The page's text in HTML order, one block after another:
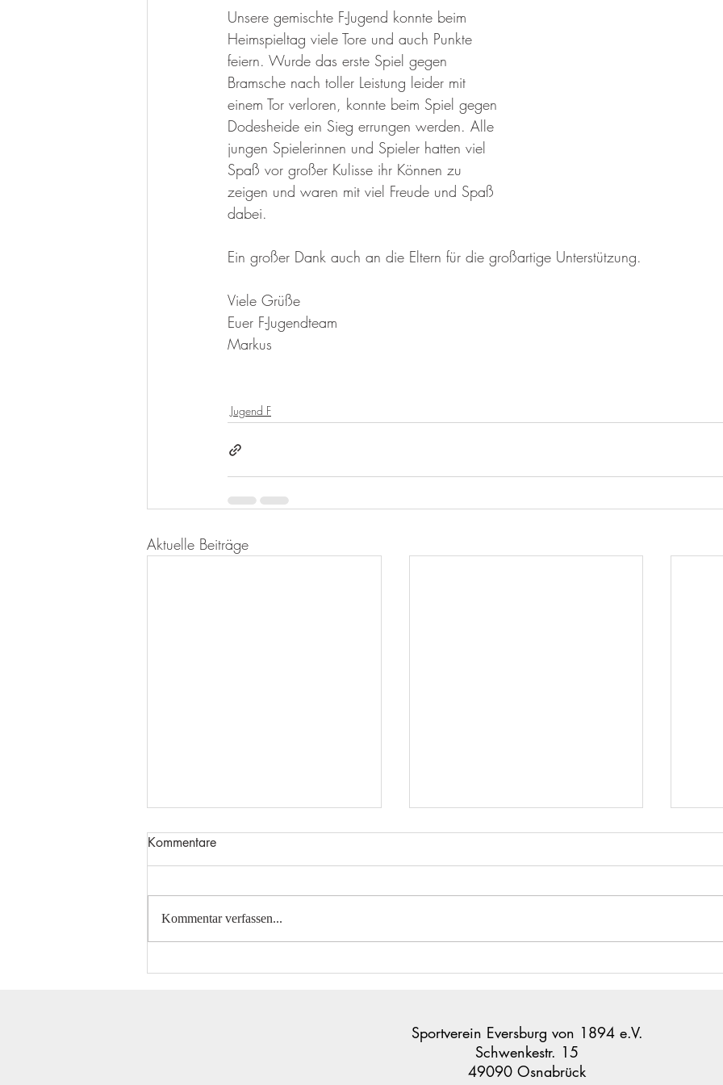
Weiterbildung Mitteilungen Nordic Walking
Jazzdance Zumba Jugend F
Unsere gemischte F-Jugend konnte beim
Heimspieltag viele Tore und auch Punkte
feiern. Wurde das erste Spiel gegen
Bramsche nach toller Leistung leider mit
einem Tor verloren, konnte beim Spiel gegen
Dodesheide ein Sieg errungen werden. Alle
jungen Spielerinnen und Spieler hatten viel
Spaß vor großer Kulisse ihr Können zu
zeigen und waren mit viel Freude und Spaß
dabei.
Ein großer Dank auch an die Eltern für die großartige Unterstützung.
Viele Grüße
Euer F-Jugendteam
Markus
Jugend F
Aktuelle Beiträge
Erfolgreicher Spieltag der F-
F-
Kommentare
Kommentar verfassen...
Sportverein Eversburg von 1894 e.V.
Schwenkestr. 15
49090 Osnabrück